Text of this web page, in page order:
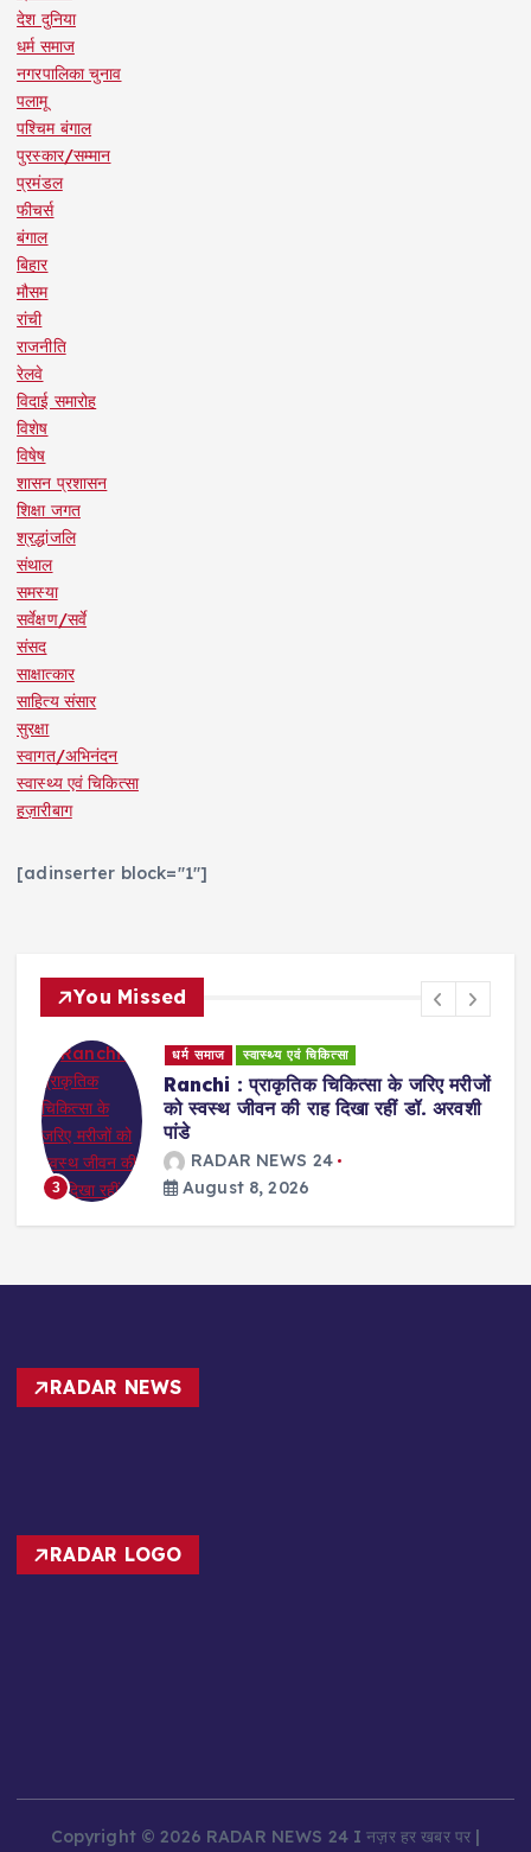
देश दुनिया
धर्म समाज
नगरपालिका चुनाव
पलामू
पश्चिम बंगाल
पुरस्कार/सम्मान
प्रमंडल
फीचर्स
बंगाल
बिहार
मौसम
रांची
राजनीति
रेलवे
विदाई समारोह
विशेष
विषेष
शासन प्रशासन
शिक्षा जगत
श्रद्धांजलि
संथाल
समस्या
सर्वेक्षण/सर्वे
संसद
साक्षात्कार
साहित्य संसार
सुरक्षा
स्वागत/अभिनंदन
स्वास्थ्य एवं चिकित्सा
हज़ारीबाग
[adinserter block="1"]
You Missed
3
धर्म समाज स्वास्थ्य एवं चिकित्सा
Ranchi : प्राकृतिक चिकित्सा के जरिए मरीजों
को स्वस्थ जीवन की राह दिखा रहीं डॉ. अरवशी
पांडे
RADAR NEWS 24
August 8, 2026
RADAR NEWS
RADAR LOGO
Copyright © 2026 RADAR NEWS 24 I नज़र हर खबर पर |